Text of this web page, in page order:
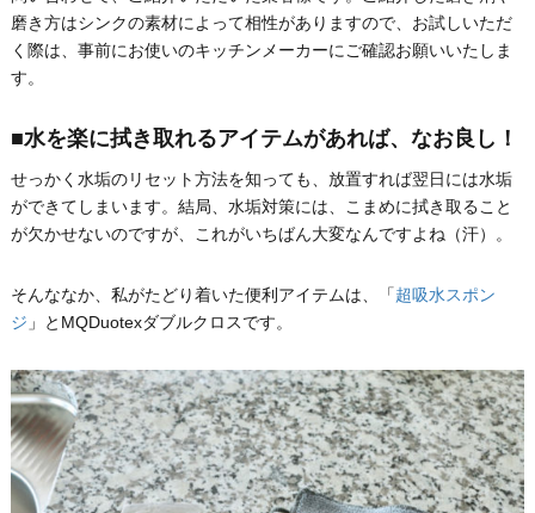
磨き方はシンクの素材によって相性がありますので、お試しいただ
く際は、事前にお使いのキッチンメーカーにご確認お願いいたしま
す。
■水を楽に拭き取れるアイテムがあれば、なお良し！
せっかく水垢のリセット方法を知っても、放置すれば翌日には水垢
ができてしまいます。結局、水垢対策には、こまめに拭き取ること
が欠かせないのですが、これがいちばん大変なんですよね（汗）。
そんななか、私がたどり着いた便利アイテムは、「超吸水スポン
ジ 」とMQDuotexダブルクロスです。